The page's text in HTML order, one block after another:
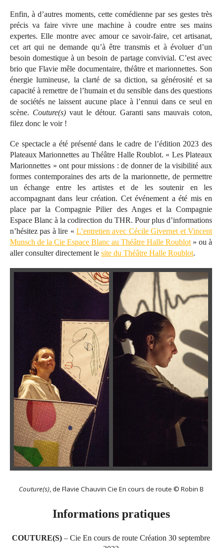
Enfin, à d’autres moments, cette comédienne par ses gestes très
précis va faire vivre une machine à coudre entre ses mains
expertes. Elle montre avec amour ce savoir-faire, cet artisanat,
cet art qui ne demande qu’à être transmis et à évoluer d’un
besoin domestique à un besoin de partage convivial. C’est avec
brio que Flavie mêle documentaire, théâtre et marionnettes. Son
énergie lumineuse, la clarté de sa diction, sa générosité et sa
capacité à remettre de l’humain et du sensible dans des questions
de sociétés ne laissent aucune place à l’ennui dans ce seul en
scène. Couture(s) vaut le détour. Garanti sans mauvais coton,
filez donc le voir !
Ce spectacle a été présenté dans le cadre de l’édition 2023 des
Plateaux Marionnettes au Théâtre Halle Roublot. « Les Plateaux
Marionnettes » ont pour missions : de donner de la visibilité aux
formes contemporaines des arts de la marionnette, de permettre
un échange entre les artistes et de les soutenir en les
accompagnant dans leur création. Cet événement a été mis en
place par la Compagnie Pilier des Anges et la Compagnie
Espace Blanc à la codirection du THR. Pour plus d’informations
n’hésitez pas à lire « L’entretien avec Cécile Givernet et Vincent
Munsch de la Cie Espace Blanc au Théâtre Halle Roublot » ou à
aller consulter directement le site du Théâtre Halle Roublot.
Couture(s), de Flavie Chauvin Cie En cours de route © Robin B
Informations pratiques
COUTURE(S) – Cie En cours de route Création 30 septembre